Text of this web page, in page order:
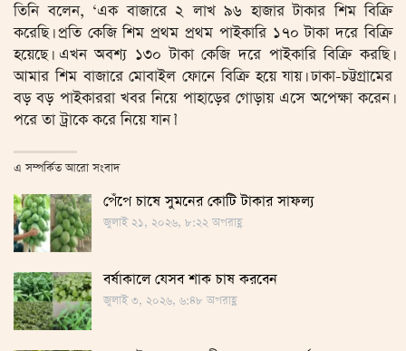
তিনি বলেন, ‘এক বাজারে ২ লাখ ৯৬ হাজার টাকার শিম বিক্রি
করেছি। প্রতি কেজি শিম প্রথম প্রথম পাইকারি ১৭০ টাকা দরে বিক্রি
হয়েছে। এখন অবশ্য ১৩০ টাকা কেজি দরে পাইকারি বিক্রি করছি।
আমার শিম বাজারে মোবাইল ফোনে বিক্রি হয়ে যায়। ঢাকা-চট্টগ্রামের
বড় বড় পাইকাররা খবর নিয়ে পাহাড়ের গোড়ায় এসে অপেক্ষা করেন।
পরে তা ট্রাকে করে নিয়ে যান।’
এ সম্পর্কিত আরো সংবাদ
পেঁপে চাষে সুমনের কোটি টাকার সাফল্য
জুলাই ২১, ২০২৬, ৮:২২ অপরাহ্ণ
বর্ষাকালে যেসব শাক চাষ করবেন
জুলাই ৩, ২০২৬, ৬:৪৮ অপরাহ্ণ